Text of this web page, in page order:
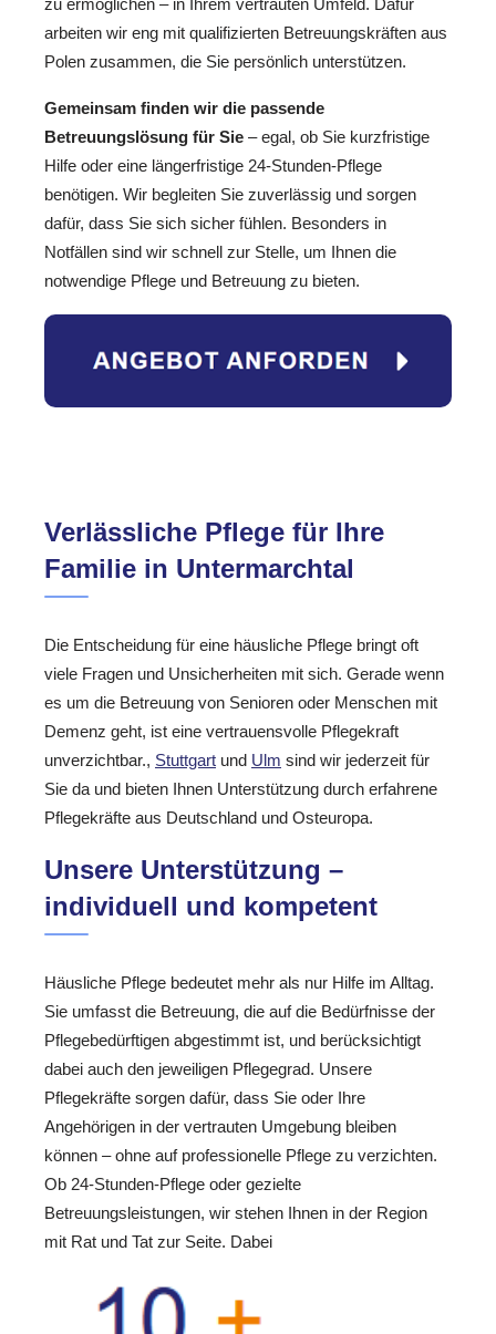
arbeiten wir eng mit qualifizierten Betreuungskräften aus
Polen zusammen, die Sie persönlich unterstützen.
Gemeinsam finden wir die passende
Betreuungslösung für Sie – egal, ob Sie kurzfristige
Hilfe oder eine längerfristige 24-Stunden-Pflege
benötigen. Wir begleiten Sie zuverlässig und sorgen
dafür, dass Sie sich sicher fühlen. Besonders in
Notfällen sind wir schnell zur Stelle, um Ihnen die
notwendige Pflege und Betreuung zu bieten.
Verlässliche Pflege für Ihre
Familie in Untermarchtal
Die Entscheidung für eine häusliche Pflege bringt oft
viele Fragen und Unsicherheiten mit sich. Gerade wenn
es um die Betreuung von Senioren oder Menschen mit
Demenz geht, ist eine vertrauensvolle Pflegekraft
unverzichtbar., Stuttgart und Ulm sind wir jederzeit für
Sie da und bieten Ihnen Unterstützung durch erfahrene
Pflegekräfte aus Deutschland und Osteuropa.
Unsere Unterstützung –
individuell und kompetent
Häusliche Pflege bedeutet mehr als nur Hilfe im Alltag.
Sie umfasst die Betreuung, die auf die Bedürfnisse der
Pflegebedürftigen abgestimmt ist, und berücksichtigt
dabei auch den jeweiligen Pflegegrad. Unsere
Pflegekräfte sorgen dafür, dass Sie oder Ihre
Angehörigen in der vertrauten Umgebung bleiben
können – ohne auf professionelle Pflege zu verzichten.
Ob 24-Stunden-Pflege oder gezielte
Betreuungsleistungen, wir stehen Ihnen in der Region
mit Rat und Tat zur Seite. Dabei